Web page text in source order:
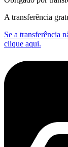
A transferência
Se a transferência
clique aqui.